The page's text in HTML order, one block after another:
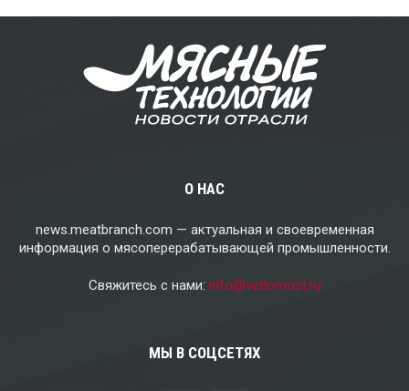
О НАС
news.meatbranch.com — актуальная и своевременная
информация о мясоперерабатывающей промышленности.
Свяжитесь с нами: info@vedomost.ru
МЫ В СОЦСЕТЯХ